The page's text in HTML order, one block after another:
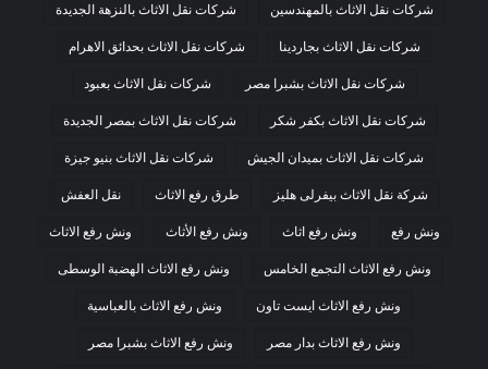
شركات نقل الاثاث بالمهندسين شركات نقل الاثاث بالنزهة الجديدة
شركات نقل الاثاث بجاردينا شركات نقل الاثاث بحدائق الاهرام
شركات نقل الاثاث بشبرا مصر شركات نقل الاثاث بعبود
شركات نقل الاثاث بكفر شكر شركات نقل الاثاث بمصر الجديدة
شركات نقل الاثاث بميدان الجيش شركات نقل الاثاث بنيو جيزة
شركة نقل الاثاث بيفرلى هليز طرق رفع الاثاث نقل العفش
ونش رفع ونش رفع اثاث ونش رفع الأثاث ونش رفع الاثاث
ونش رفع الاثاث التجمع الخامس ونش رفع الاثاث الهضبة الوسطى
ونش رفع الاثاث ايست تاون ونش رفع الاثاث بالعباسية
ونش رفع الاثاث بدار مصر ونش رفع الاثاث بشبرا مصر